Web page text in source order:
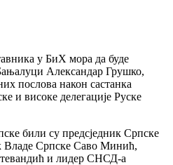
у БиХ мора да буде
Александар Грушко,
послова након састанка
и високе делегације Руске
били су предсједник Српске
Владе Српске Саво Минић,
и лидер СНСД-а